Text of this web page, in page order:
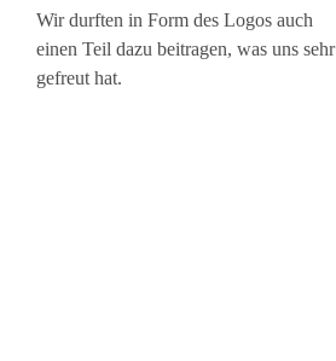
Wir durften in Form des Logos auch
einen Teil dazu beitragen, was uns sehr
gefreut hat.